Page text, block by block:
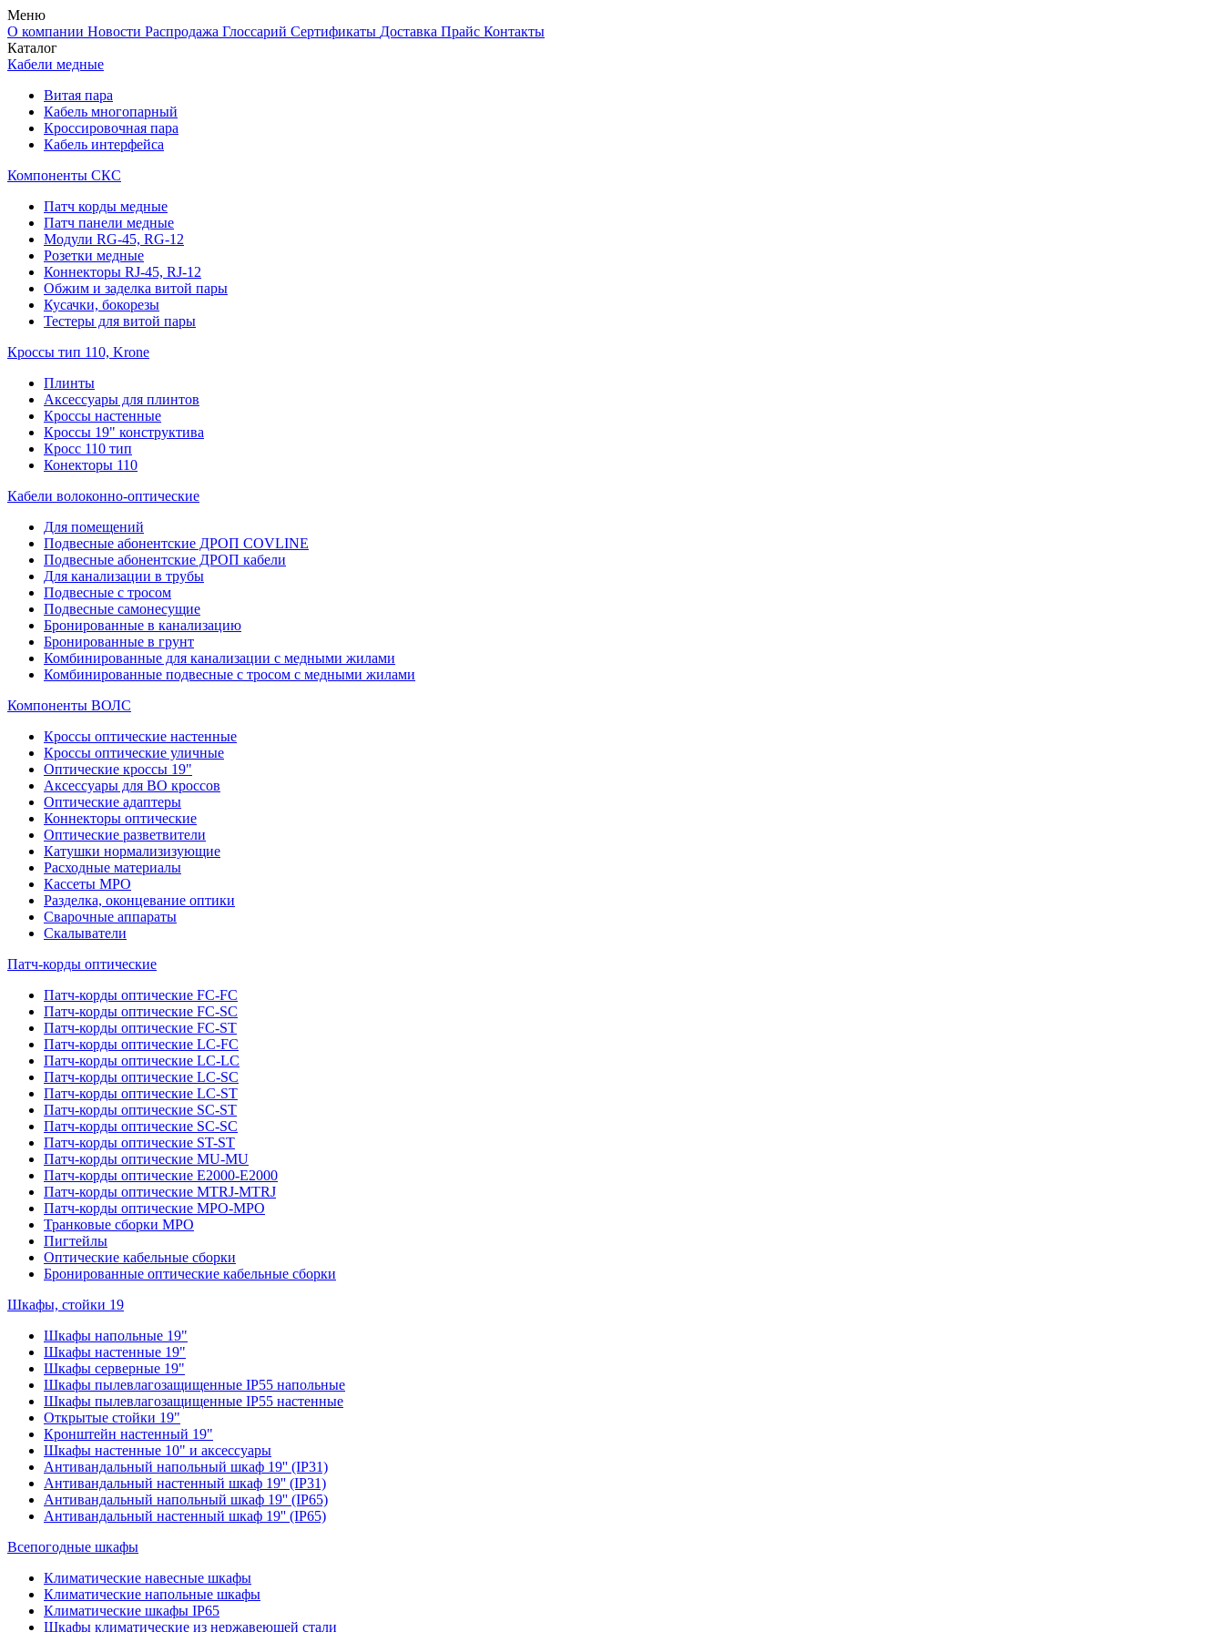
Меню
О компании Новости Распродажа Глоссарий Сертификаты Доставка Прайс Контакты
Каталог
Кабели медные
Витая пара
Кабель многопарный
Кроссировочная пара
Кабель интерфейса
Компоненты СКС
Патч корды медные
Патч панели медные
Модули RG-45, RG-12
Розетки медные
Коннекторы RJ-45, RJ-12
Обжим и заделка витой пары
Кусачки, бокорезы
Тестеры для витой пары
Кроссы тип 110, Krone
Плинты
Аксессуары для плинтов
Кроссы настенные
Кроссы 19" конструктива
Кросс 110 тип
Конекторы 110
Кабели волоконно-оптические
Для помещений
Подвесные абонентские ДРОП COVLINE
Подвесные абонентские ДРОП кабели
Для канализации в трубы
Подвесные с тросом
Подвесные самонесущие
Бронированные в канализацию
Бронированные в грунт
Комбинированные для канализации с медными жилами
Комбинированные подвесные с тросом с медными жилами
Компоненты ВОЛС
Кроссы оптические настенные
Кроссы оптические уличные
Оптические кроссы 19"
Аксессуары для ВО кроссов
Оптические адаптеры
Коннекторы оптические
Оптические разветвители
Катушки нормализизующие
Расходные материалы
Кассеты MPO
Разделка, оконцевание оптики
Сварочные аппараты
Скалыватели
Патч-корды оптические
Патч-корды оптические FC-FC
Патч-корды оптические FC-SC
Патч-корды оптические FC-ST
Патч-корды оптические LC-FC
Патч-корды оптические LC-LC
Патч-корды оптические LC-SC
Патч-корды оптические LC-ST
Патч-корды оптические SC-ST
Патч-корды оптические SC-SC
Патч-корды оптические ST-ST
Патч-корды оптические MU-MU
Патч-корды оптические E2000-E2000
Патч-корды оптические MTRJ-MTRJ
Патч-корды оптические MPO-MPO
Транковые сборки MPO
Пигтейлы
Оптические кабельные сборки
Бронированные оптические кабельные сборки
Шкафы, стойки 19
Шкафы напольные 19"
Шкафы настенные 19"
Шкафы серверные 19"
Шкафы пылевлагозащищенные IP55 напольные
Шкафы пылевлагозащищенные IP55 настенные
Открытые стойки 19"
Кронштейн настенный 19"
Шкафы настенные 10" и аксессуары
Антивандальный напольный шкаф 19'' (IP31)
Антивандальный настенный шкаф 19'' (IP31)
Антивандальный напольный шкаф 19'' (IP65)
Антивандальный настенный шкаф 19'' (IP65)
Всепогодные шкафы
Климатические навесные шкафы
Климатические напольные шкафы
Климатические шкафы IP65
Шкафы климатические из нержавеющей стали